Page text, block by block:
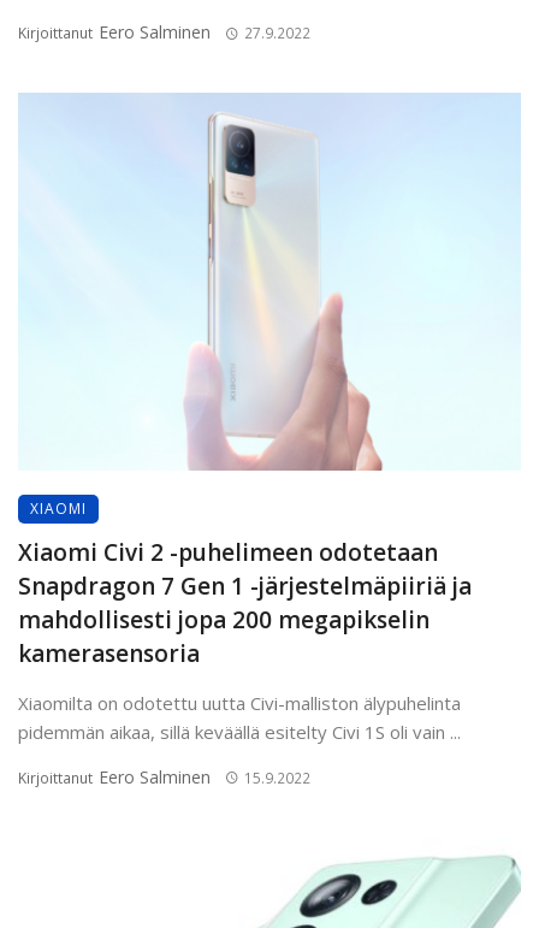
Kirjoittanut Eero Salminen 27.9.2022
XIAOMI
Xiaomi Civi 2 -puhelimeen odotetaan
Snapdragon 7 Gen 1 -järjestelmäpiiriä ja
mahdollisesti jopa 200 megapikselin
kamerasensoria
Xiaomilta on odotettu uutta Civi-malliston älypuhelinta
pidemmän aikaa, sillä keväällä esitelty Civi 1S oli vain ...
Kirjoittanut Eero Salminen 15.9.2022